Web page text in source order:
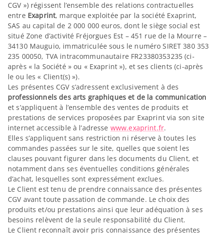
CGV ») régissent l’ensemble des relations contractuelles
entre Exaprint, marque exploitée par la société Exaprint,
SAS au capital de 2 000 000 euros, dont le siège social est
situé Zone d’activité Fréjorgues Est – 451 rue de la Mourre –
34130 Mauguio, immatriculée sous le numéro SIRET 380 353
235 00050, TVA intracommunautaire FR23380353235 (ci-
après « la Société » ou « Exaprint »), et ses clients (ci-après
le ou les « Client(s) »).
Les présentes CGV s’adressent exclusivement à des
professionnels des arts graphiques et de la communication
et s’appliquent à l’ensemble des ventes de produits et
prestations de services proposées par Exaprint via son site
internet accessible à l’adresse www.exaprint.fr.
Elles s’appliquent sans restriction ni réserve à toutes les
commandes passées sur le site, quelles que soient les
clauses pouvant figurer dans les documents du Client, et
notamment dans ses éventuelles conditions générales
d’achat, lesquelles sont expressément exclues.
Le Client est tenu de prendre connaissance des présentes
CGV avant toute passation de commande. Le choix des
produits et/ou prestations ainsi que leur adéquation à ses
besoins relèvent de la seule responsabilité du Client.
Le Client reconnaît avoir pris connaissance des présentes